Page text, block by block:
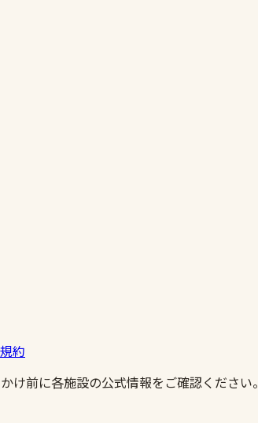
約
前に各施設の公式情報をご確認ください。